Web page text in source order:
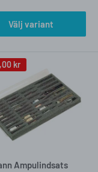
Välj variant
kr
Ampulindsats